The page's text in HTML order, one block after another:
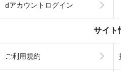
dアカウントログイン
サイト
ご利用規約